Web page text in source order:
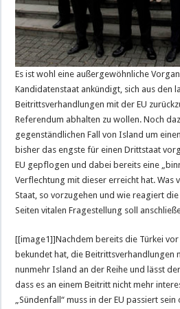
Es ist wohl eine außergewöhnliche
Kandidatenstaat ankündigt, sich aus den
Beitrittsverhandlungen mit der EU
Referendum abhalten zu wollen. Noch
gegenständlichen Fall von Island um
bisher das engste für einen Drittstaat
EU gepflogen und dabei bereits eine
Verflechtung mit dieser erreicht hat. Was
Staat, so vorzugehen und wie reagiert
Seiten vitalen Fragestellung soll
[[image1]]Nachdem bereits die Türkei
bekundet hat, die Beitrittsverhandlungen
nunmehr Island an der Reihe und lässt
dass es an einem Beitritt nicht mehr
„Sündenfall“ muss in der EU passiert